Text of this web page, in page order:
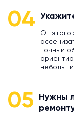
04
От этого
точный
05
Нужны